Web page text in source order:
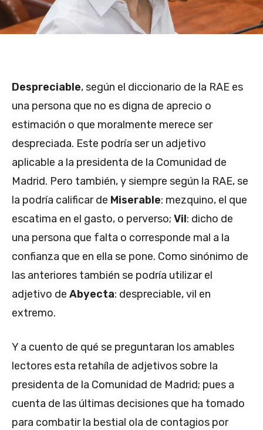
Despreciable, según el diccionario de la RAE es
una persona que no es digna de aprecio o
estimación o que moralmente merece ser
despreciada. Este podría ser un adjetivo
aplicable a la presidenta de la Comunidad de
Madrid. Pero también, y siempre según la RAE, se
la podría calificar de Miserable: mezquino, el que
escatima en el gasto, o perverso; Vil: dicho de
una persona que falta o corresponde mal a la
confianza que en ella se pone. Como sinónimo de
las anteriores también se podría utilizar el
adjetivo de Abyecta: despreciable, vil en
extremo.
Y a cuento de qué se preguntaran los amables
lectores esta retahíla de adjetivos sobre la
presidenta de la Comunidad de Madrid; pues a
cuenta de las últimas decisiones que ha tomado
para combatir la bestial ola de contagios por